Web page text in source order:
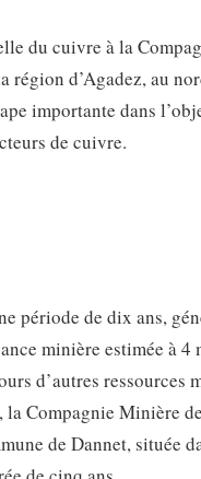
du cuivre à la
région d’Agadez, au
importante dans
de cuivre.
période de dix ans,
minière estimée à
d’autres ressources
Compagnie Minière
de Dannet, située